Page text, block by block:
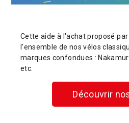
Cette aide à l'achat proposé
l'ensemble de nos vélos
marques confondues :
etc.
Découvrir